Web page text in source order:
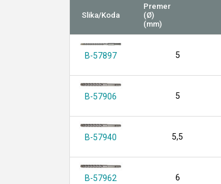
Slika/Koda
Premer
(Ø)
(mm)
B-57897 5
B-57906 5
B-57940 5,5
B-57962 6